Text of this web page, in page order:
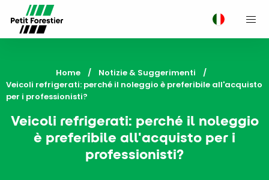
Home
Notizie & Suggerimenti
Current:
Veicoli refrigerati: perché il noleggio è preferibile all'acquisto
per i professionisti?
Veicoli refrigerati: perché il noleggio
è preferibile all'acquisto per i
professionisti?